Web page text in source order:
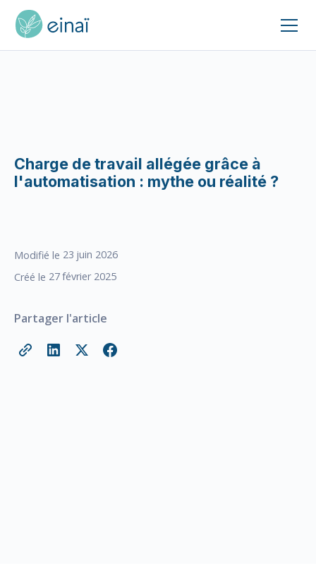
Charge de travail allégée grâce à
l'automatisation : mythe ou réalité ?
Modifié le 23 juin 2026
Créé le 27février 2025
Partager l'article